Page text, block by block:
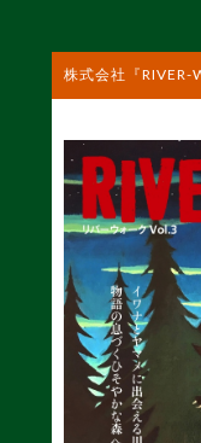
株式会社『RIVER-